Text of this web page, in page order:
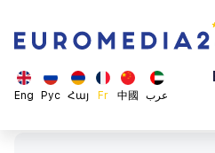
Eng Рус Հայ Fr 中國 عرب